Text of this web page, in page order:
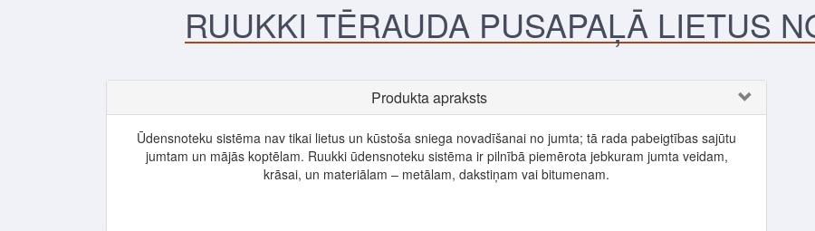
RUUKKI TĒRAUDA PUSAPAĻĀ LIETUS
Produkta apraksts
Ūdensnoteku sistēma nav tikai lietus un kūstoša sniega novadīšanai no jumta; tā rada pabeigtības sajūtu
jumtam un mājās koptēlam. Ruukki ūdensnoteku sistēma ir pilnībā piemērota jebkuram jumta veidam,
krāsai, un materiālam – metālam, dakstiņam vai bitumenam.